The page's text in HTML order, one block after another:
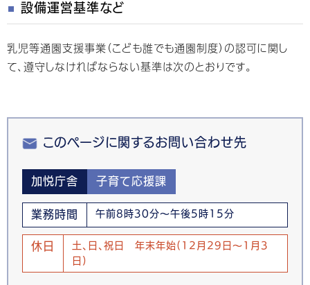
設備運営基準など
乳児等通園支援事業（こども誰でも通園制度）の認可に関し
て、遵守しなければならない基準は次のとおりです。
このページに関するお問い合わせ先
加悦庁舎 子育て応援課
業務時間 午前8時30分～午後5時15分
休日
土、日、祝日 年末年始(12月29日～1月3
日)